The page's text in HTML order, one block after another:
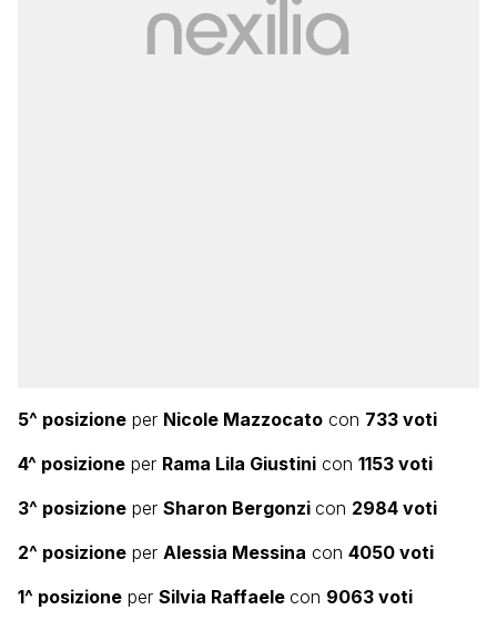
5^ posizione per Nicole Mazzocato con 733 voti
4^ posizione per Rama Lila Giustini con 1153 voti
3^ posizione per Sharon Bergonzi con 2984 voti
2^ posizione per Alessia Messina con 4050 voti
1^ posizione per Silvia Raffaele con 9063 voti